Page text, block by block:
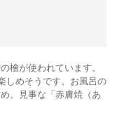
檜が使われています。
しめそうです。お風呂の
。見事な「赤膚焼（あ